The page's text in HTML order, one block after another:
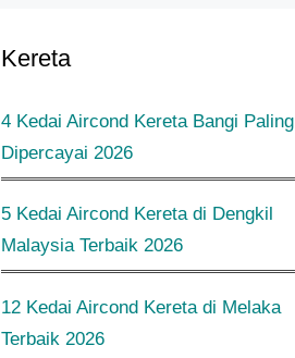
Kereta
4 Kedai Aircond Kereta Bangi Paling
Dipercayai 2026
5 Kedai Aircond Kereta di Dengkil
Malaysia Terbaik 2026
12 Kedai Aircond Kereta di Melaka
Terbaik 2026